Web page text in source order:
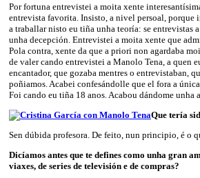
Por fortuna entrevistei a moita xente
entrevista favorita. Insisto, a nivel persoal, porque
a traballar nisto eu tiña unha teoría: se entrevistas
unha decepción. Entrevistei a moita xente que
Pola contra, xente da que a priori non agardaba
de valer cando entrevistei a Manolo Tena, a quen
encantador, que gozaba mentres o entrevistaban,
poñiamos. Acabei confesándolle que el fora a
Foi cando eu tiña 18 anos. Acabou dándome unha
Que tería
Sen dúbida profesora. De feito, nun principio, é o
Dicíamos antes que te defines como unha gran
viaxes, de series de televisión e de compras?